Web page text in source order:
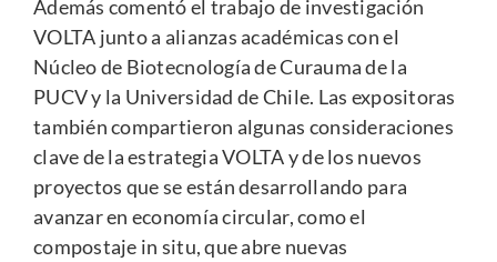
Además comentó el trabajo de investigación
VOLTA junto a alianzas académicas con el
Núcleo de Biotecnología de Curauma de la
PUCV​ y la Universidad de Chile. Las expositoras
también compartieron algunas consideraciones
clave de la estrategia VOLTA y de los nuevos
proyectos que se están desarrollando para
avanzar en economía circular, como el
compostaje in situ, que abre nuevas